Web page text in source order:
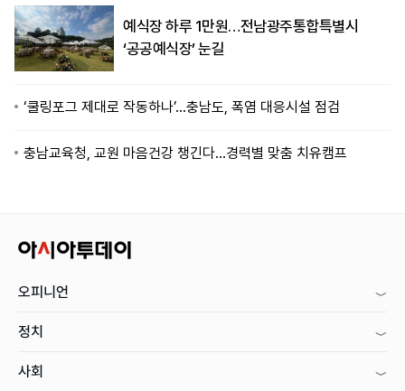
예식장 하루 1만원…전남광주통합특별시
‘공공예식장’ 눈길
‘쿨링포그 제대로 작동하나’…충남도, 폭염 대응시설 점검
충남교육청, 교원 마음건강 챙긴다…경력별 맞춤 치유캠프
오피니언
정치
사회